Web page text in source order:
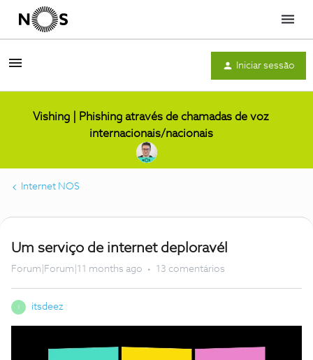
Menu
Iniciar sessão
Vishing | Phishing através de chamadas de voz
internacionais/nacionais
Internet NOS
Um serviço de internet deploravél
Forum|Forum|11 months ago 13 comentários
itsdeez